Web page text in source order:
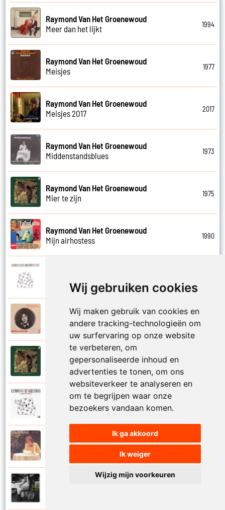
Wij gebruiken cookies
Wij maken gebruik van cookies en
andere tracking-technologieën om
uw surfervaring op onze website
te verbeteren, om
gepersonaliseerde inhoud en
advertenties te tonen, om ons
websiteverkeer te analyseren en
om te begrijpen waar onze
bezoekers vandaan komen.
Ik ga akkoord
Ik weiger
Wijzig mijn voorkeuren
Raymond Van Het Groenewoud
Meer dan het lijkt
1994
Raymond Van Het Groenewoud
Meisjes
1977
Raymond Van Het Groenewoud
Meisjes 2017
2017
Raymond Van Het Groenewoud
Middenstandsblues
1973
Raymond Van Het Groenewoud
Mier te zijn
1975
Raymond Van Het Groenewoud
Mijn airhostess
1990
Mijn leven lang
Raymond Van Het Groenewoud
Mijn lieve schatje
Raymond Van Het Groenewoud
Mijn schoolgaande jeugd
Raymond Van Het Groenewoud
Mijnheer de postbode
Raymond Van Het Groenewoud